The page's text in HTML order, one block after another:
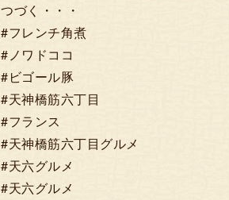
つづく・・・
#フレンチ角煮
#ノワドココ
#ビゴール豚
#天神橋筋六丁目
#フランス
#天神橋筋六丁目グルメ
#天六グルメ
#天六グルメ